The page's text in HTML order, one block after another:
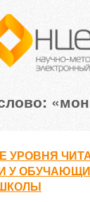
УРОВНЯ
У